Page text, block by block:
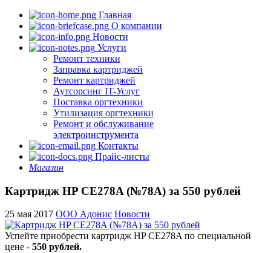
Главная
О компании
Новости
Услуги
Ремонт техники
Заправка картриджей
Ремонт картриджей
Аутсорсинг IT-Услуг
Поставка оргтехники
Утилизация оргтехники
Ремонт и обслуживание
электроинструмента
Контакты
Прайс-листы
Магазин
Картридж HP CE278A (№78A) за 550 рублей
25 мая 2017 ООО Адонис Новости
Успейте приобрести картридж HP CE278A по специальной
цене - 550 рублей.